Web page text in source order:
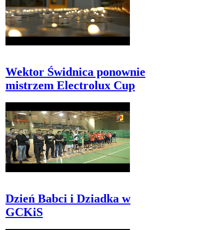
Wektor Świdnica ponownie
mistrzem Electrolux Cup
Dzień Babci i Dziadka w
GCKiS